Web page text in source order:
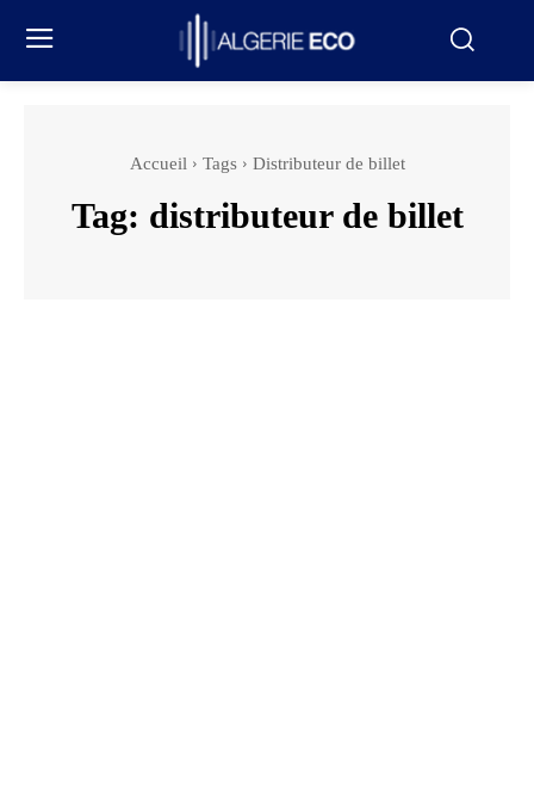
Accueil Tags Distributeur de billet
Tag: distributeur de billet